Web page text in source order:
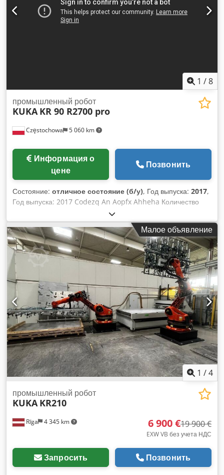
1 /8
Częstochowa 5 060 km
промышленный робот
KUKA KR 90 R2700 pro
цене
Позвонить
Состояние: отличное состояние (б/у), Год выпуска: 2017,
Год выпуска: 2017 Codezq An Aopfx Ahheha Количество
осей: 6 Грузоподъемность: 90 кг Вылет: 2696 мм Вес: 1058
кг Серийный номер: 662961 Тип контроллера: KUKA KR C4
Малое объявление
1 /4
Rīga 4 345 km
промышленный робот
KUKA KR210
6 900 €19 900 €
EXW VB без учета НДС
Запросить Позвонить